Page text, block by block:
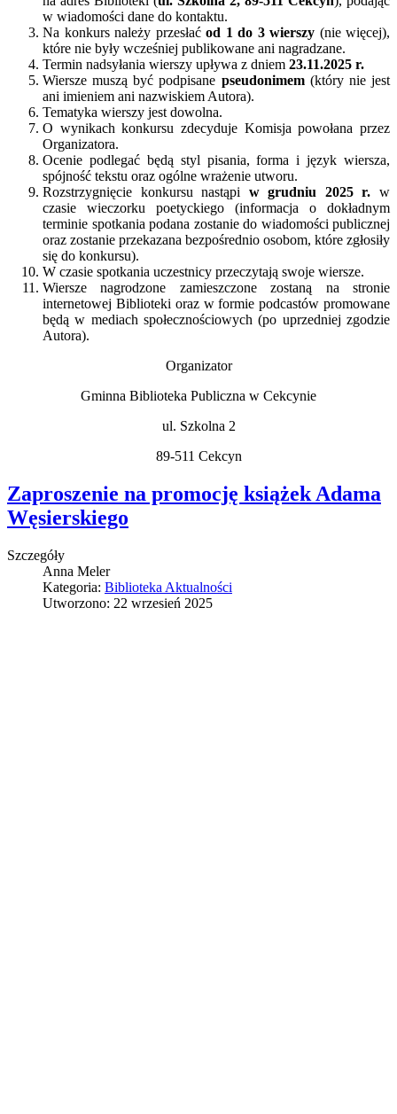
w wiadomości dane do kontaktu.
Na konkurs należy przesłać od 1 do 3 wierszy (nie więcej),
które nie były wcześniej publikowane ani nagradzane.
Termin nadsyłania wierszy upływa z dniem 23.11.2025 r.
Wiersze muszą być podpisane pseudonimem(który nie jest
ani imieniem ani nazwiskiem Autora).
Tematyka wierszy jest dowolna.
O wynikach konkursu zdecyduje Komisja powołana przez
Organizatora.
Ocenie podlegać będą styl pisania, forma i język wiersza,
spójność tekstu oraz ogólne wrażenie utworu.
Rozstrzygnięcie konkursu nastąpi w grudniu 2025 r. w
czasie wieczorku poetyckiego (informacja o dokładnym
terminie spotkania podana zostanie do wiadomości publicznej
oraz zostanie przekazana bezpośrednio osobom, które zgłosiły
się do konkursu).
W czasie spotkania uczestnicy przeczytają swoje wiersze.
Wiersze nagrodzone zamieszczone zostaną na stronie
internetowej Biblioteki oraz w formie podcastów promowane
będą w mediach społecznościowych (po uprzedniej zgodzie
Autora).
Organizator
Gminna Biblioteka Publiczna w Cekcynie
ul. Szkolna 2
89-511 Cekcyn
Zaproszenie na promocję książek Adama
Węsierskiego
Szczegóły
Anna Meler
Kategoria: Biblioteka Aktualności
Utworzono: 22 wrzesień 2025